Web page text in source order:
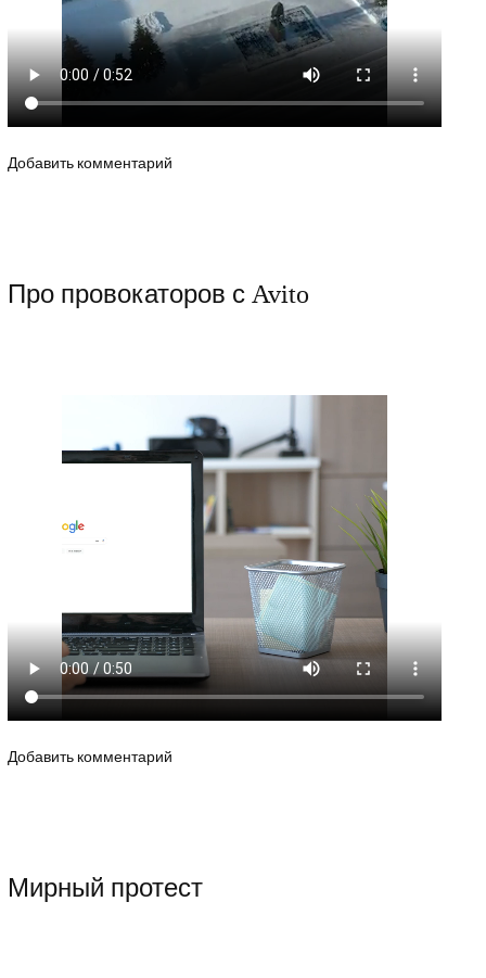
Добавить комментарий
Про провокаторов с Avito
Добавить комментарий
Мирный протест